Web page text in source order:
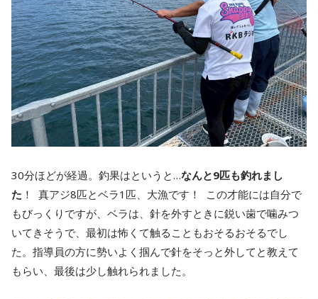
30分ほどが経過。釣果はというと…なんと9匹も釣れまし
た ！ 真アジ8匹とベラ1匹、大漁です！ この才能には自分で
もびっくりですが、ベラは、針を外すときに鋭い歯で噛みつ
いてきそうで、最初は怖くて触ることもおそるおそるでし
た。指導員の方に勢いよく掴んで針をそっと外してと教えて
もらい、最後は少し触れられました。